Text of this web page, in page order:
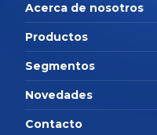
Acerca de nosotros
Productos
Segmentos
Novedades
Contacto